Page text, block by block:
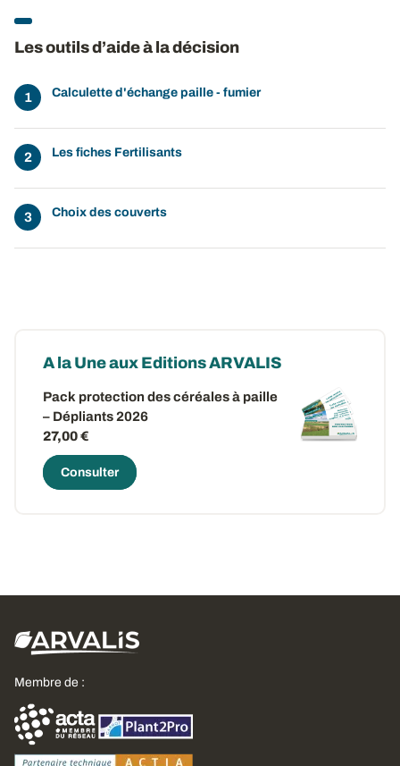
Les outils d’aide à la décision
Calculette d'échange paille - fumier
Les fiches Fertilisants
Choix des couverts
A la Une aux Editions ARVALIS
Pack protection des céréales à paille
– Dépliants 2026
27,00 €
Consulter
Membre de :